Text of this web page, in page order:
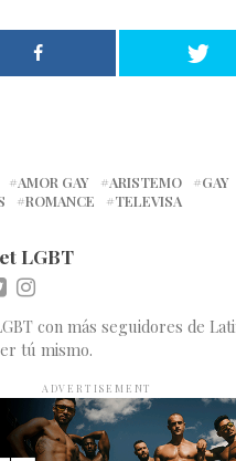
AMOR GAY ARISTEMO GAY
ROMANCE TELEVISA
LGBT
con más seguidores de
tú mismo.
ADVERTISEMENT